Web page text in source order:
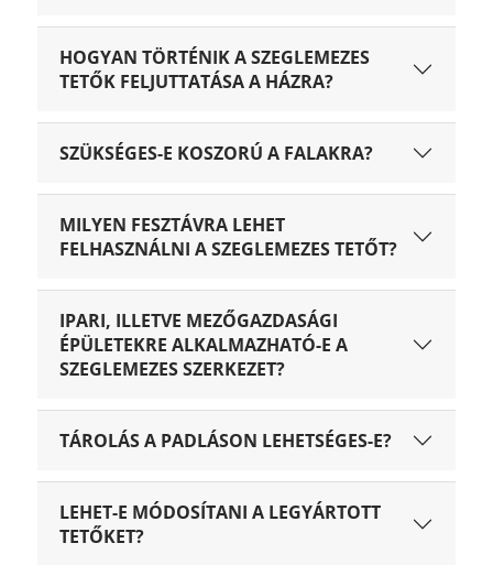
HOGYAN TÖRTÉNIK A SZEGLEMEZES
TETŐK FELJUTTATÁSA A HÁZRA?
SZÜKSÉGES-E KOSZORÚ A FALAKRA?
MILYEN FESZTÁVRA LEHET
FELHASZNÁLNI A SZEGLEMEZES TETŐT?
IPARI, ILLETVE MEZŐGAZDASÁGI
ÉPÜLETEKRE ALKALMAZHATÓ-E A
SZEGLEMEZES SZERKEZET?
TÁROLÁS A PADLÁSON LEHETSÉGES-E?
LEHET-E MÓDOSÍTANI A LEGYÁRTOTT
TETŐKET?